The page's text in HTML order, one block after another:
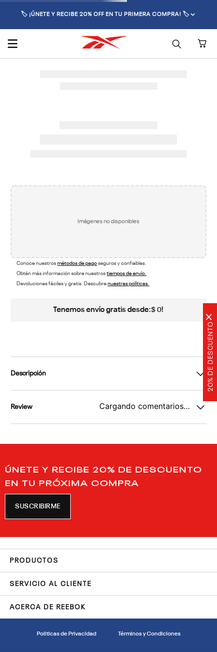
20% DE DESCUENTO
×
🏷️ ¡ÚNETE Y RECIBE 20% OFF EN TU PRIMERA COMPRA! 🏷️
Imágenes no disponibles
Conoce nuestrosmétodos de pagoseguros y confiables.
Obtén más información sobre nuestrostiempos de envío.
Devoluciones fáciles y gratis. Descubrenuestras políticas.
Tenemos envío gratis desde:$ 0!
Descripción
Review Cargando comentarios…
ÚNETE Y RECIBE 20% DE DESCUENTO
EN TU PRÓXIMA COMPRA
SUSCRIBIRME
PRODUCTOS
SERVICIO AL CLIENTE
ACERCA DE REEBOK
Politicas de Privacidad Términos y Condiciones